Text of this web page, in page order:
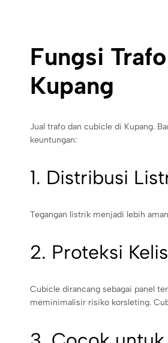
Fungsi
Kupang
Jual trafo dan cubicle di Kupang.
keuntungan:
1. Distribusi
Tegangan listrik menjadi lebih
2. Proteksi
Cubicle dirancang sebagai panel
meminimalisir risiko korsleting.